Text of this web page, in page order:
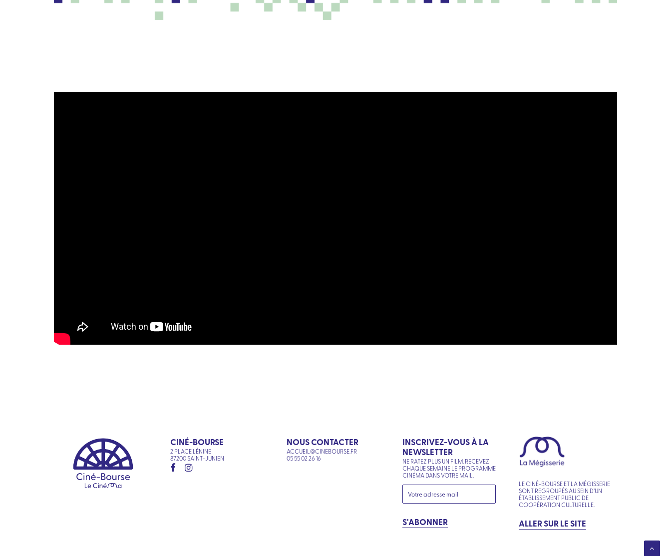
CINÉ-BOURSE
2 PLACE LÉNINE
87200 SAINT-JUNIEN
NOUS CONTACTER
ACCUEIL@CINEBOURSE.FR
05 55 02 26 16
INSCRIVEZ-VOUS À LA
NEWSLETTER
NE RATEZ PLUS UN FILM. RECEVEZ
CHAQUE SEMAINE LE PROGRAMME
CINÉMA DANS VOTRE MAIL.
S'ABONNER
LE CINÉ-BOURSE ET LA MÉGISSERIE
SONT REGROUPÉS AU SEIN D’UN
ÉTABLISSEMENT PUBLIC DE
COOPÉRATION CULTURELLE.
ALLER SUR LE SITE